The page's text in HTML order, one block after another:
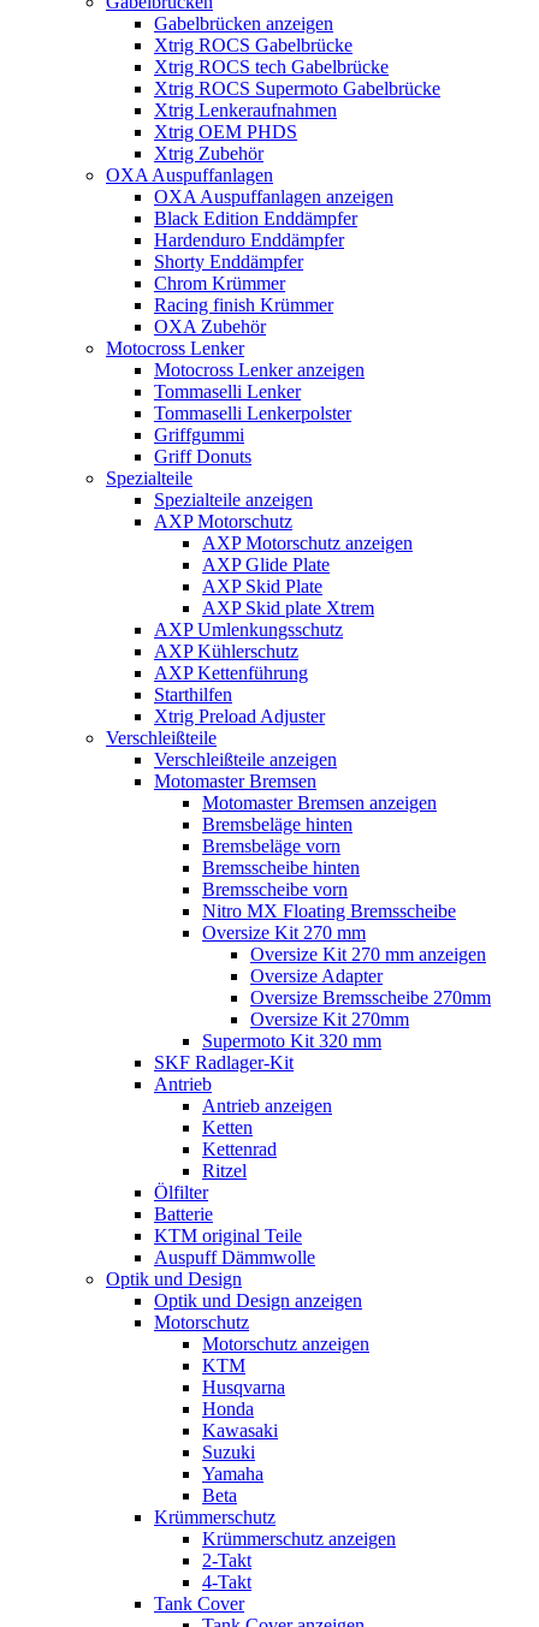
Gabelbrücken anzeigen
Xtrig ROCS Gabelbrücke
Xtrig ROCS tech Gabelbrücke
Xtrig ROCS Supermoto Gabelbrücke
Xtrig Lenkeraufnahmen
Xtrig OEM PHDS
Xtrig Zubehör
OXA Auspuffanlagen
OXA Auspuffanlagen anzeigen
Black Edition Enddämpfer
Hardenduro Enddämpfer
Shorty Enddämpfer
Chrom Krümmer
Racing finish Krümmer
OXA Zubehör
Motocross Lenker
Motocross Lenker anzeigen
Tommaselli Lenker
Tommaselli Lenkerpolster
Griffgummi
Griff Donuts
Spezialteile
Spezialteile anzeigen
AXP Motorschutz
AXP Motorschutz anzeigen
AXP Glide Plate
AXP Skid Plate
AXP Skid plate Xtrem
AXP Umlenkungsschutz
AXP Kühlerschutz
AXP Kettenführung
Starthilfen
Xtrig Preload Adjuster
Verschleißteile
Verschleißteile anzeigen
Motomaster Bremsen
Motomaster Bremsen anzeigen
Bremsbeläge hinten
Bremsbeläge vorn
Bremsscheibe hinten
Bremsscheibe vorn
Nitro MX Floating Bremsscheibe
Oversize Kit 270 mm
Oversize Kit 270 mm anzeigen
Oversize Adapter
Oversize Bremsscheibe 270mm
Oversize Kit 270mm
Supermoto Kit 320 mm
SKF Radlager-Kit
Antrieb
Antrieb anzeigen
Ketten
Kettenrad
Ritzel
Ölfilter
Batterie
KTM original Teile
Auspuff Dämmwolle
Optik und Design
Optik und Design anzeigen
Motorschutz
Motorschutz anzeigen
KTM
Husqvarna
Honda
Kawasaki
Suzuki
Yamaha
Beta
Krümmerschutz
Krümmerschutz anzeigen
2-Takt
4-Takt
Tank Cover